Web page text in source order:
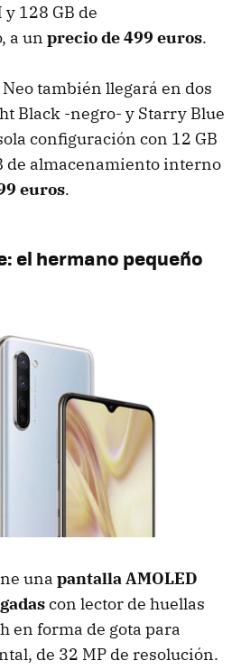
y 128 GB de
a un precio de 499 euros.
Neo también llegará en dos
Black -negro- y Starry Blue
configuración con 12 GB
de almacenamiento interno
euros.
el hermano pequeño
una pantalla AMOLED
con lector de huellas
en forma de gota para
de 32 MP de resolución.